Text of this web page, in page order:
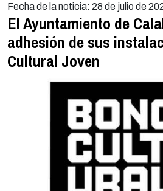
Fecha de la noticia: 28 de julio de
El Ayuntamiento de
adhesión de sus
Cultural Joven